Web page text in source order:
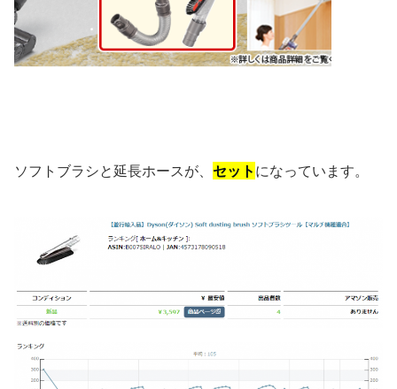
ソフトブラシと延長ホースが、 セット になっています。